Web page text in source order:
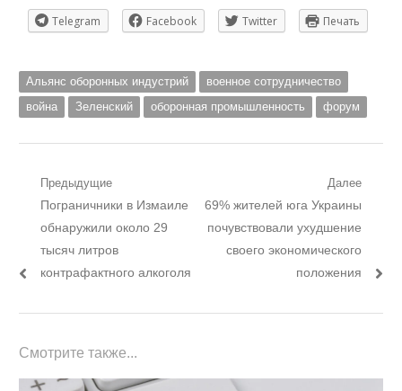
Telegram Facebook Twitter Печать
Альянс оборонных индустрий
военное сотрудничество
война
Зеленский оборонная промышленность форум
Навигация
записям
Предыдущие
Предыдущий
пост:
Пограничники в Измаиле
обнаружили около 29
тысяч литров
контрафактного алкоголя
Далее
Следующий
пост:
69% жителей юга Украины
почувствовали ухудшение
своего экономического
положения
Смотрите также...